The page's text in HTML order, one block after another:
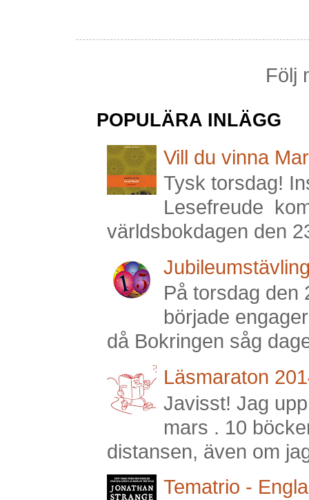
Följ
POPULÄRA INLÄGG
Vill du vinna
Tysk torsdag!
Lesefreude
världsbokdagen den
På torsdag den
började
då Bokringen såg
Läsmaraton
Javisst! Jag
mars . 10
distansen, även om
Tematrio -